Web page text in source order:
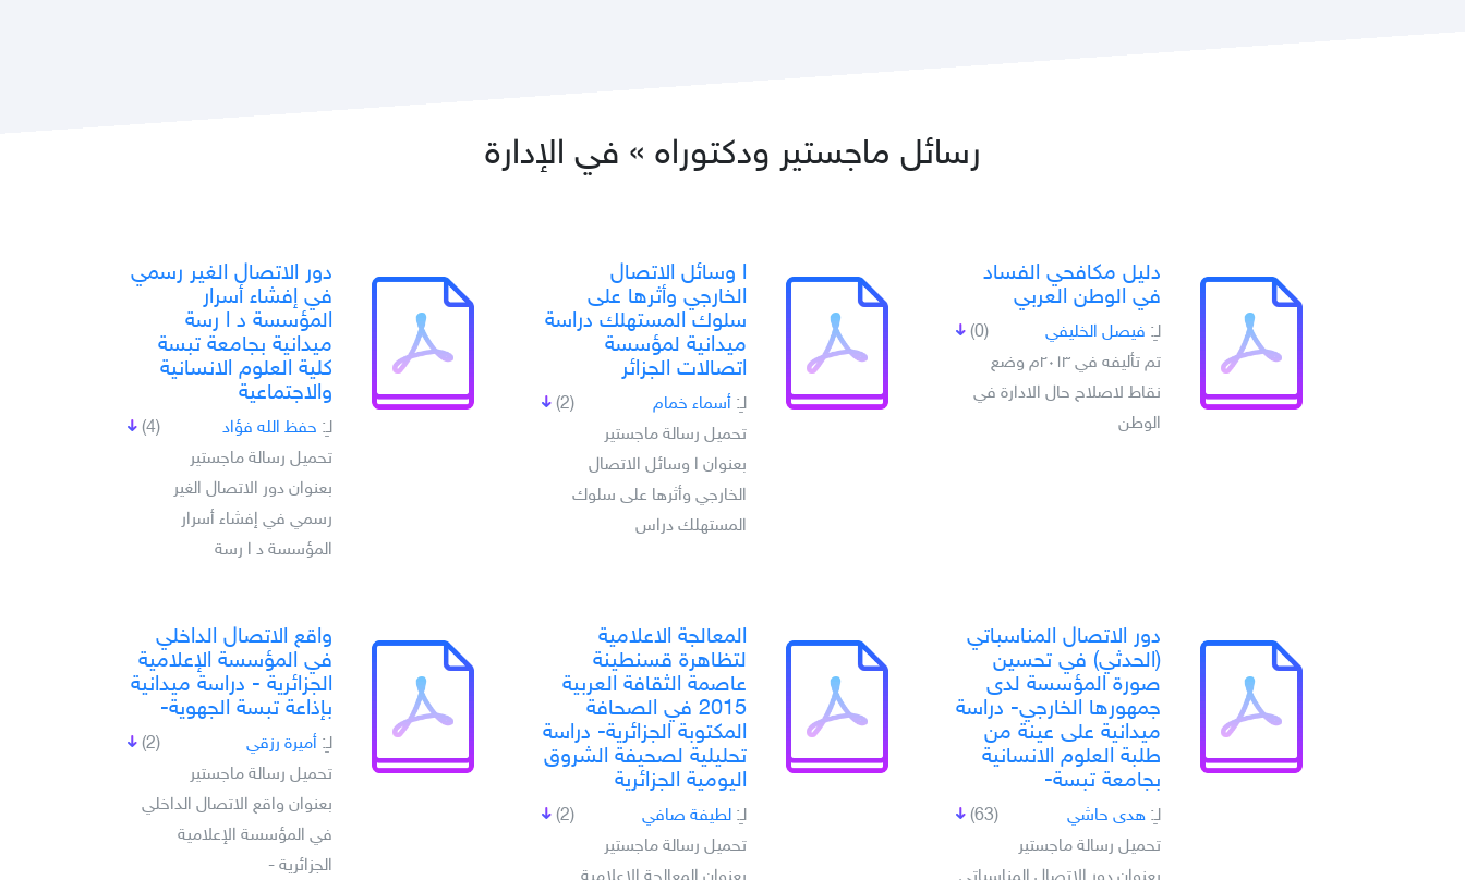
رسائل ماجستير ودكتوراه » في الإدارة
دليل مكافحي الفساد
في الوطن العربي
(0) لـِ: فيصل الخليفي
تم تأليفه في ٢٠١٣م وضع
نقاط لاصلاح حال الادارة في
الوطن
ا وسائل الاتصال
الخارجي وأثرها على
سلوك المستهلك دراسة
ميدانية لمؤسسة
اتصالات الجزائر
(2) لـِ: أسماء خمام
تحميل رسالة ماجستير
بعنوان ا وسائل الاتصال
الخارجي وأثرها على سلوك
المستهلك دراس
دور الاتصال الغير رسمي
في إفشاء أسرار
المؤسسة د ا رسة
ميدانية بجامعة تبسة
كلية العلوم الانسانية
والاجتماعية
(4) لـِ: حفظ الله فؤاد
تحميل رسالة ماجستير
بعنوان دور الاتصال الغير
رسمي في إفشاء أسرار
المؤسسة د ا رسة
دور الاتصال المناسباتي
(الحدثي) في تحسين
صورة المؤسسة لدى
جمهورها الخارجي- دراسة
ميدانية على عينة من
طلبة العلوم الانسانية
بجامعة تبسة-
(63) لـِ: هدى حاشي
تحميل رسالة ماجستير
المعالجة الاعلامية
لتظاهرة قسنطينة
عاصمة الثقافة العربية
2015 في الصحافة
المكتوبة الجزائرية- دراسة
تحليلية لصحيفة الشروق
اليومية الجزائرية
(2) لـِ: لطيفة صافي
تحميل رسالة ماجستير
واقع الاتصال الداخلي
في المؤسسة الإعلامية
الجزائرية - دراسة ميدانية
بإذاعة تبسة الجهوية-
(2) لـِ: أميرة رزقي
تحميل رسالة ماجستير
بعنوان واقع الاتصال الداخلي
في المؤسسة الإعلامية
الجزائرية -